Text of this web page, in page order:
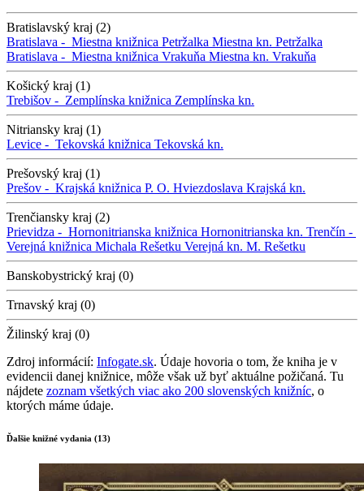
Bratislavský kraj (2)
Bratislava - Miestna knižnica Petržalka Miestna kn. Petržalka
Bratislava - Miestna knižnica Vrakuňa Miestna kn. Vrakuňa
Košický kraj (1)
Trebišov - Zemplínska knižnica Zemplínska kn.
Nitriansky kraj (1)
Levice - Tekovská knižnica Tekovská kn.
Prešovský kraj (1)
Prešov - Krajská knižnica P. O. Hviezdoslava Krajská kn.
Trenčiansky kraj (2)
Prievidza - Hornonitrianska knižnica Hornonitrianska kn. Trenčín -
Verejná knižnica Michala Rešetku Verejná kn. M. Rešetku
Banskobystrický kraj (0)
Trnavský kraj (0)
Žilinský kraj (0)
Zdroj informácií: Infogate.sk. Údaje hovoria o tom, že kniha je v
evidencii danej knižnice, môže však už byť aktuálne požičaná. Tu
nájdete zoznam všetkých viac ako 200 slovenských knižníc, o
ktorých máme údaje.
Ďalšie knižné vydania (13)